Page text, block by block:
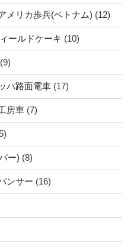
リカ歩兵(ベトナム) (12)
ールドケーキ (10)
(9)
パ路面電車 (17)
房車 (7)
ー) (8)
ンサー (16)